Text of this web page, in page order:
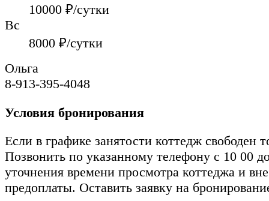
10000 ₽/сутки
Вс
8000 ₽/сутки
Ольга
8-913-395-4048
Условия бронирования
Если в графике занятости коттедж свободен
Позвонить по указанному телефону с 10 00
уточнения времени просмотра коттеджа и
предоплаты. Оставить заявку на